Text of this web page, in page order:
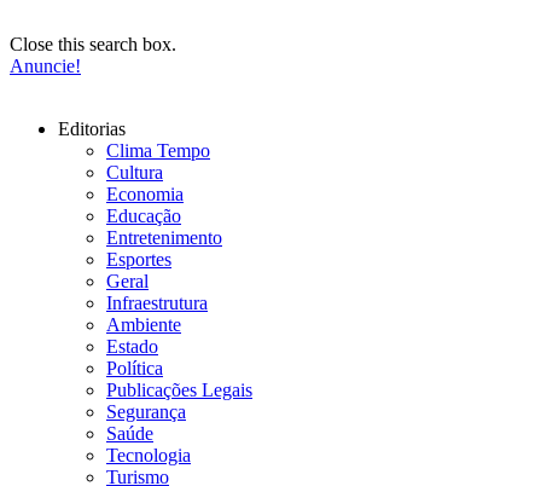
Close this search box.
Anuncie!
Editorias
Clima Tempo
Cultura
Economia
Educação
Entretenimento
Esportes
Geral
Infraestrutura
Ambiente
Estado
Política
Publicações Legais
Segurança
Saúde
Tecnologia
Turismo